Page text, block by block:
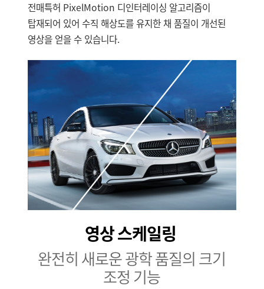
Portugal
Singapore
South Africa
Sweden
Chinese Taipei
Turkey
United Kingdom
United States
전매특허 PixelMotion 디인터레이싱 알고리즘이
탑재되어 있어 수직 해상도를 유지한 채 품질이 개선된
영상을 얻을 수 있습니다.
영상 스케일링
완전히 새로운 광학품질의 크기
조정 기능